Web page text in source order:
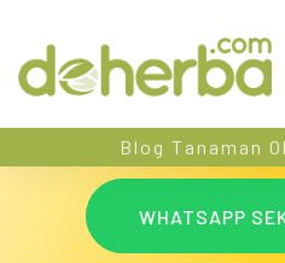
Blog Tanaman
WHATSAPP